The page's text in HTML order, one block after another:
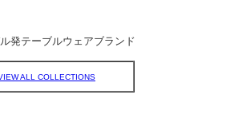
発テーブルウェアブランド
ALL COLLECTIONS